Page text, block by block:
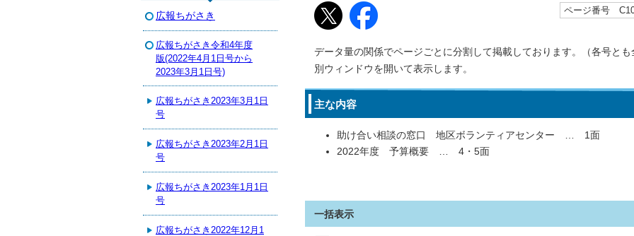
ページ番号
データ量の関係でページごとに分割して掲載しております。（各号とも
別ウィンドウを開いて表示します。
主な内容
助け合い相談の窓口 地区ボランティアセンター … 1面
2022年度 予算概要 … 4・5面
一括表示
広報ちがさき
広報ちがさき令和4年度
版(2022年4月1日号から
2023年3月1日号)
広報ちがさき2023年3月1日
号
広報ちがさき2023年2月1日
号
広報ちがさき2023年1月1日
号
広報ちがさき2022年12月1